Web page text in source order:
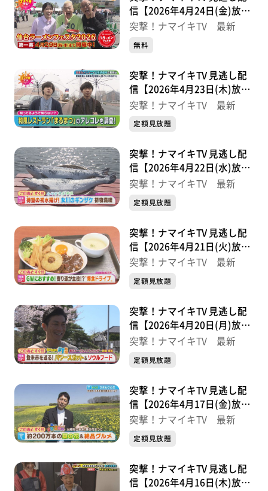
信【2026年4月24日(金)放送
分】
突撃！ナマイキTV 最新
無料
突撃！ナマイキTV 見逃し配
信【2026年4月23日(木)放送
分】
突撃！ナマイキTV 最新
定額見放題
突撃！ナマイキTV 見逃し配
信【2026年4月22日(水)放送
分】
突撃！ナマイキTV 最新
定額見放題
突撃！ナマイキTV 見逃し配
信【2026年4月21日(火)放送
分】
突撃！ナマイキTV 最新
定額見放題
突撃！ナマイキTV 見逃し配
信【2026年4月20日(月)放送
分】
突撃！ナマイキTV 最新
定額見放題
突撃！ナマイキTV 見逃し配
信【2026年4月17日(金)放送
分】
突撃！ナマイキTV 最新
定額見放題
突撃！ナマイキTV 見逃し配
信【2026年4月16日(木)放送